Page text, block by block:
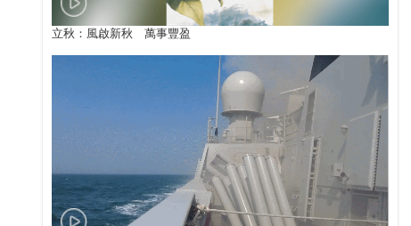
立秋：風啟新秋 萬事豐盈